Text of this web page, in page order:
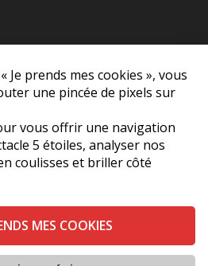
Je prends mes cookies », vous
une pincée de pixels sur
vous offrir une navigation
5 étoiles, analyser nos
coulisses et briller côté
MES COOKIES
|
de Nous
Vie Privée